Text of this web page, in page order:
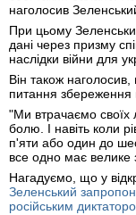
наголосив
При цьому
дані через призму
наслідки війни для
Він також
питання збереження
"Ми втрачаємо своїх
болю. І навіть коли
п'яти або один до
все одно має велике
Нагадуємо, що у
Зеленський
російським